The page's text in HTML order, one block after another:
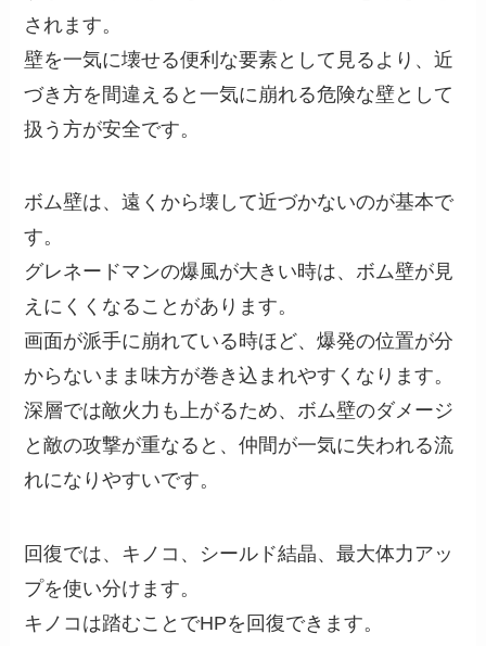
されます。
壁を一気に壊せる便利な要素として見るより、近
づき方を間違えると一気に崩れる危険な壁として
扱う方が安全です。
ボム壁は、遠くから壊して近づかないのが基本で
す。
グレネードマンの爆風が大きい時は、ボム壁が見
えにくくなることがあります。
画面が派手に崩れている時ほど、爆発の位置が分
からないまま味方が巻き込まれやすくなります。
深層では敵火力も上がるため、ボム壁のダメージ
と敵の攻撃が重なると、仲間が一気に失われる流
れになりやすいです。
回復では、キノコ、シールド結晶、最大体力アッ
プを使い分けます。
キノコは踏むことでHPを回復できます。